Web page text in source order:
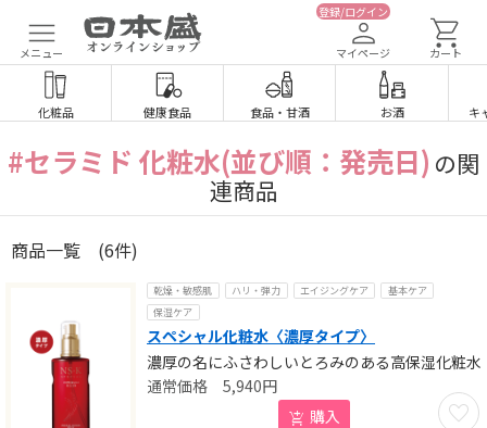
メニュー
登録/ログイン
マイページ カート
化粧品 健康食品 食品・ 甘酒 お酒 キ
#セラミド 化粧水(並び順：発売日) の関
連商品
商品一覧 (6件)
乾燥・敏感肌 ハリ・弾力 エイジングケア
基本ケア
保湿ケア
スペシャル化粧水〈濃厚タイプ〉
濃厚の名にふさわしいとろみのある高保湿化粧水
お気
5,940円
購入